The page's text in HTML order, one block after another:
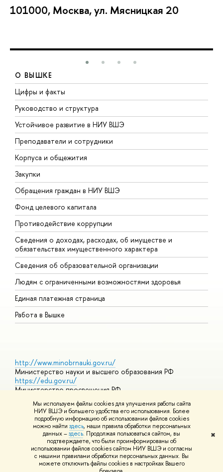
Мы используем файлы cookies для улучшения работы сайта
НИУ ВШЭ и большего удобства его использования. Более
подробную информацию об использовании файлов cookies
можно найти здесь, наши правила обработки персональных
данных –здесь. Продолжая пользоваться сайтом, вы
подтверждаете, что были проинформированы об
использовании файлов cookies сайтом НИУ ВШЭ и согласны
с нашими правилами обработки персональных данных. Вы
можете отключить файлы cookies в настройках Вашего
✖
101000, Москва, ул. Мясницкая 20
О ВЫШКЕ
Цифры и факты
Руководство и структура
Устойчивое развитие в НИУ ВШЭ
Преподаватели и сотрудники
Корпуса и общежития
Закупки
Обращения граждан в НИУ ВШЭ
Фонд целевого капитала
Противодействие коррупции
Сведения о доходах, расходах, об имуществе и
обязательствах имущественного характера
Сведения об образовательной организации
Людям с ограниченными возможностями здоровья
Единая платежная страница
Работа в Вышке
http://www.minobrnauki.gov.ru/
Министерство науки и высшего образования РФ
https://edu.gov.ru/
Министерство просвещения РФ
https://elearning.hse.ru/mooc
Массовые открытые онлайн-курсы
© НИУ ВШЭ 1993–2026 Адреса и контактыУсловия
использования материалов Политика конфиденциальности
Шрифты HSE Sans и HSE Slab разработаны вШколе дизайна НИУ